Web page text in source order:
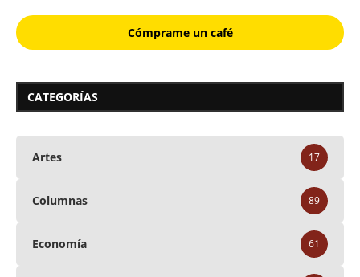
Cómprame un café
CATEGORÍAS
Artes 17
Columnas 89
Economía 61